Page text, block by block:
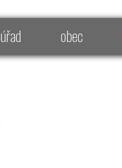
úřad obec